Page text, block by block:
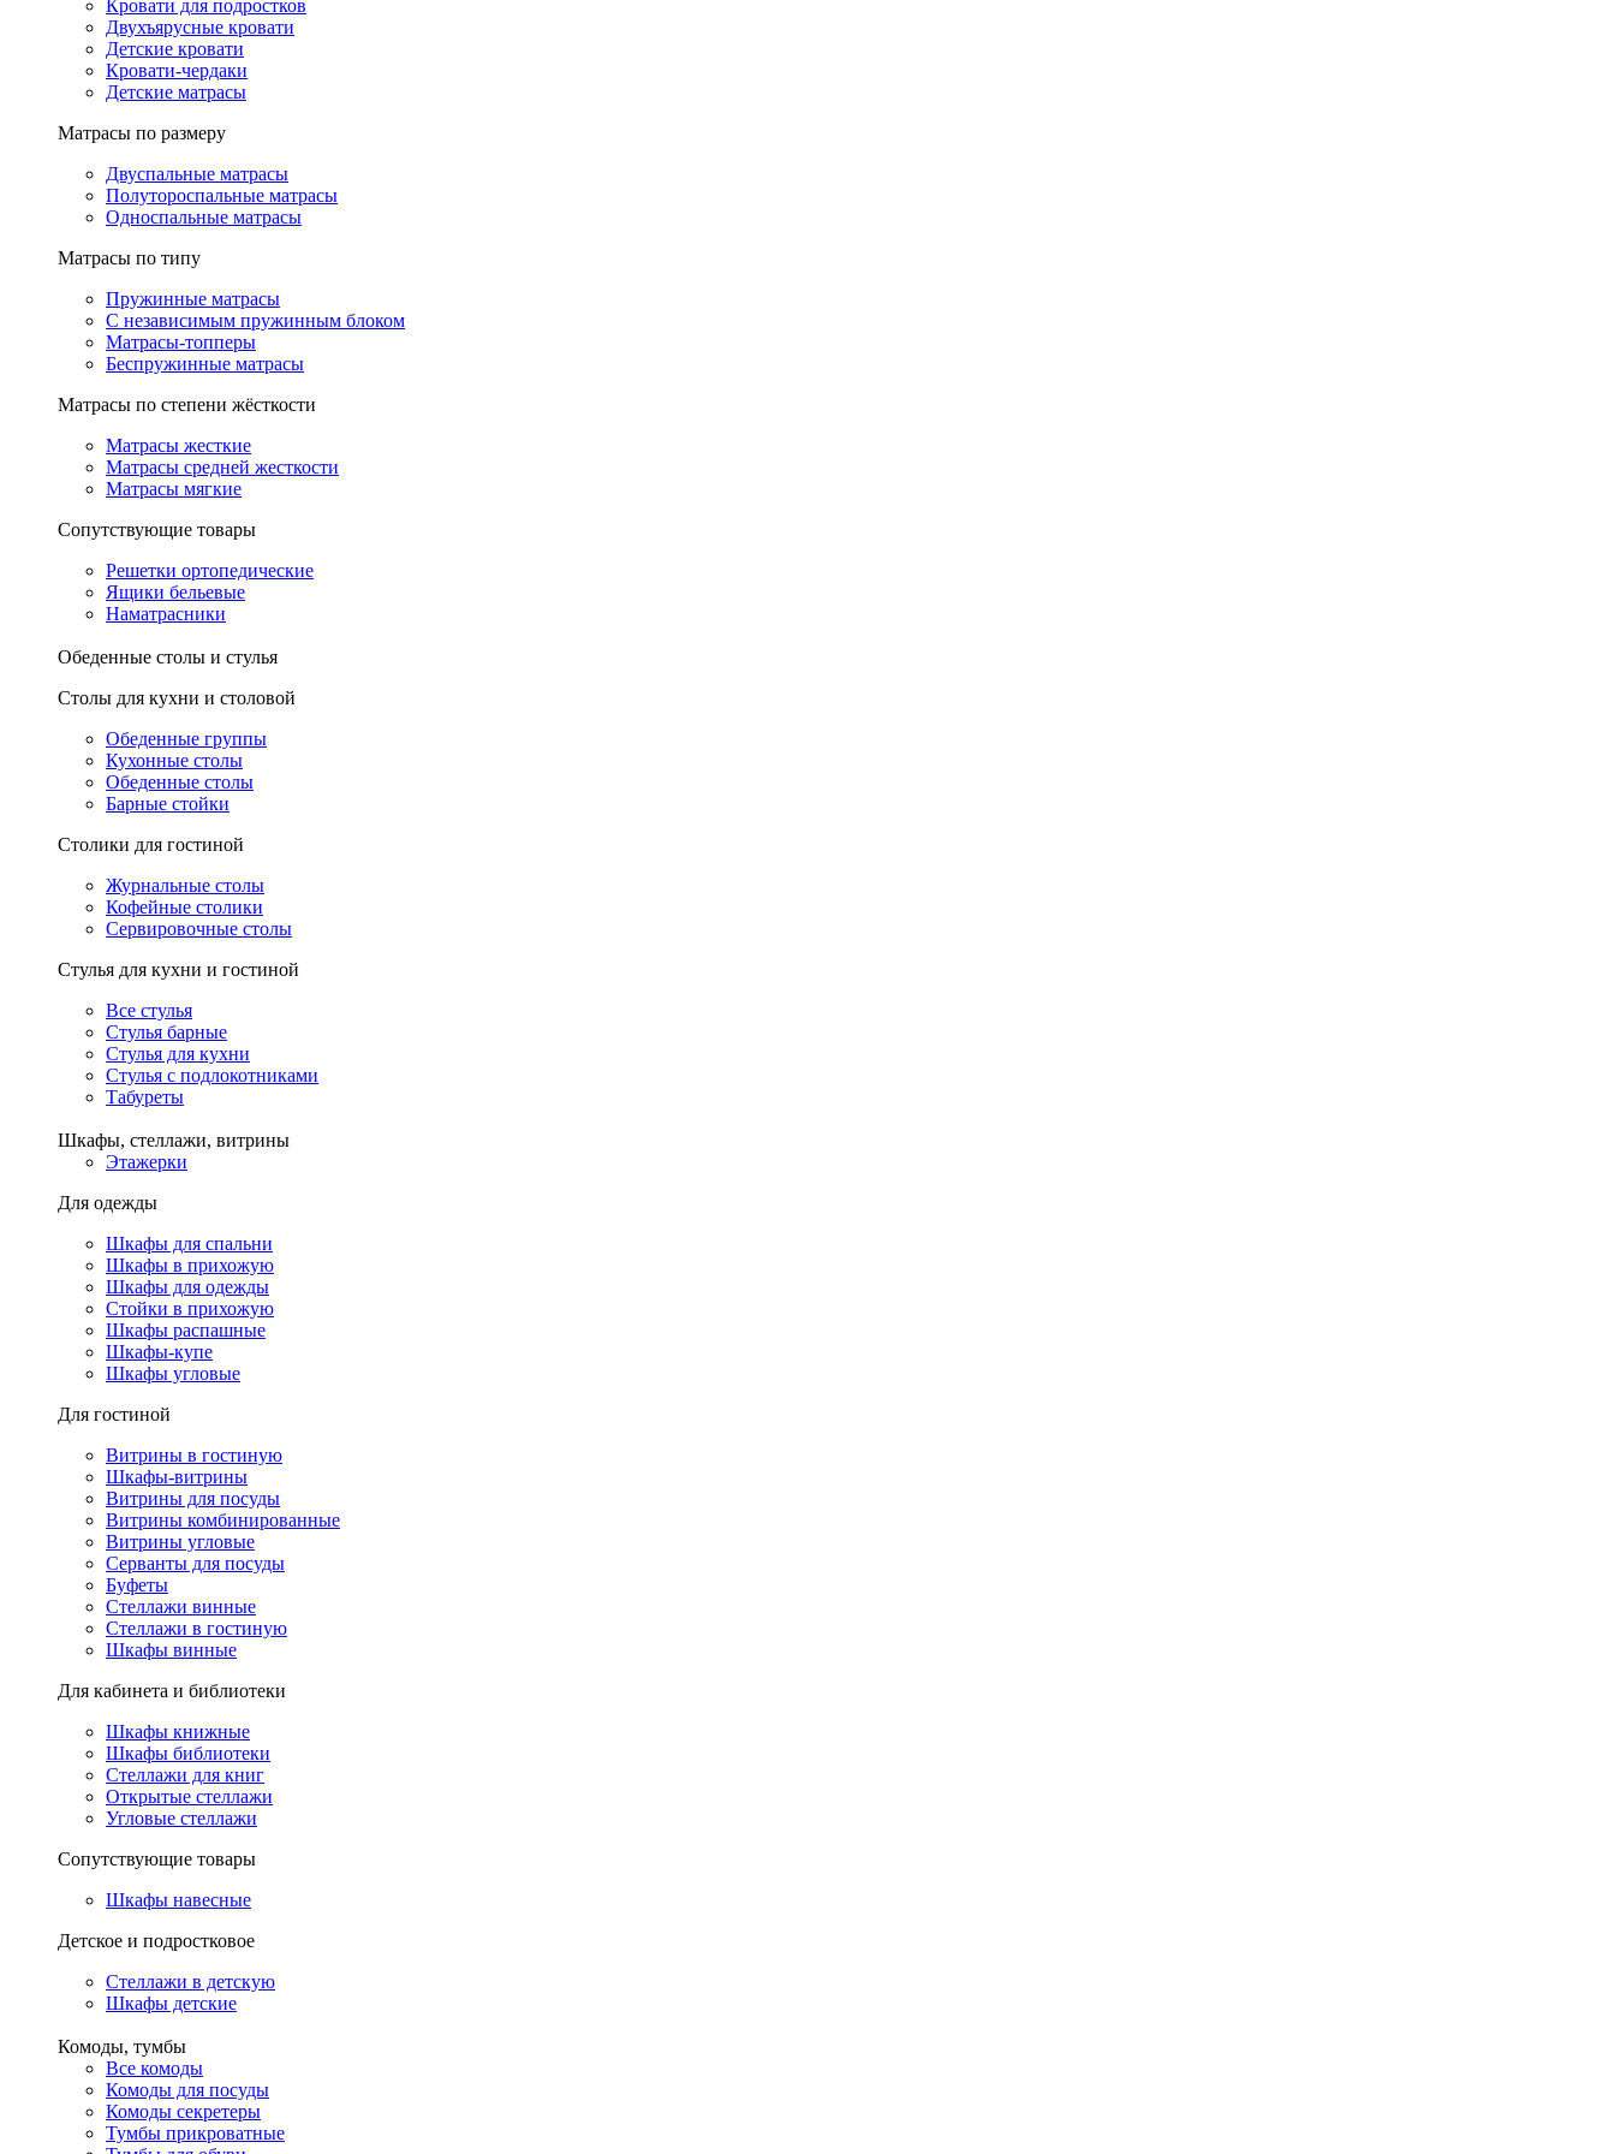
Кровати для подростков
Двухъярусные кровати
Детские кровати
Кровати-чердаки
Детские матрасы
Матрасы по размеру
Двуспальные матрасы
Полутороспальные матрасы
Односпальные матрасы
Матрасы по типу
Пружинные матрасы
С независимым пружинным блоком
Матрасы-топперы
Беспружинные матрасы
Матрасы по степени жёсткости
Матрасы жесткие
Матрасы средней жесткости
Матрасы мягкие
Сопутствующие товары
Решетки ортопедические
Ящики бельевые
Наматрасники
Обеденные столы и стулья
Столы для кухни и столовой
Обеденные группы
Кухонные столы
Обеденные столы
Барные стойки
Столики для гостиной
Журнальные столы
Кофейные столики
Сервировочные столы
Стулья для кухни и гостиной
Все стулья
Стулья барные
Стулья для кухни
Стулья с подлокотниками
Табуреты
Шкафы, стеллажи, витрины
Этажерки
Для одежды
Шкафы для спальни
Шкафы в прихожую
Шкафы для одежды
Стойки в прихожую
Шкафы распашные
Шкафы-купе
Шкафы угловые
Для гостиной
Витрины в гостиную
Шкафы-витрины
Витрины для посуды
Витрины комбинированные
Витрины угловые
Серванты для посуды
Буфеты
Стеллажи винные
Стеллажи в гостиную
Шкафы винные
Для кабинета и библиотеки
Шкафы книжные
Шкафы библиотеки
Стеллажи для книг
Открытые стеллажи
Угловые стеллажи
Сопутствующие товары
Шкафы навесные
Детское и подростковое
Стеллажи в детскую
Шкафы детские
Комоды, тумбы
Все комоды
Комоды для посуды
Комоды секретеры
Тумбы прикроватные